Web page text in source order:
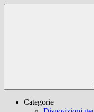
Categorie